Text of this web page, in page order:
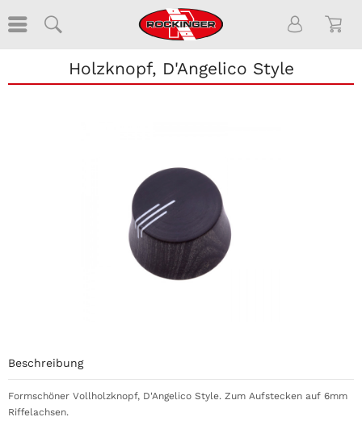
Holzknopf, D'Angelico Style
Beschreibung
Formschöner Vollholzknopf, D'Angelico Style. Zum Aufstecken auf 6mm
Riffelachsen.